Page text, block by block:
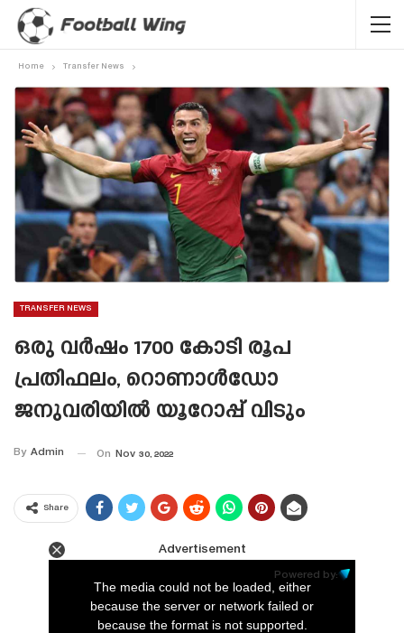
Home Transfer News
TRANSFER NEWS
ഒരു വർഷം 1700 കോടി രൂപ
പ്രതിഫലം, റൊണാൾഡോ
ജനുവരിയിൽ യൂറോപ്പ് വിടും
By Admin On Nov 30, 2022
Share
Advertisement
Powered by:
The media could not be loaded, either
because the server or network failed or
because the format is not supported.